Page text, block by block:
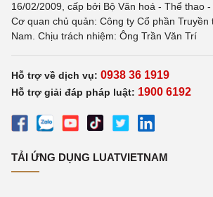
16/02/2009, cấp bởi Bộ Văn hoá - Thể thao -
Cơ quan chủ quản: Công ty Cổ phần Truyền
Nam. Chịu trách nhiệm: Ông Trần Văn Trí
Hỗ trợ về dịch vụ: 0938 36 1919
Hỗ trợ giải đáp pháp luật: 1900 6192
TẢI ỨNG DỤNG LUATVIETNAM